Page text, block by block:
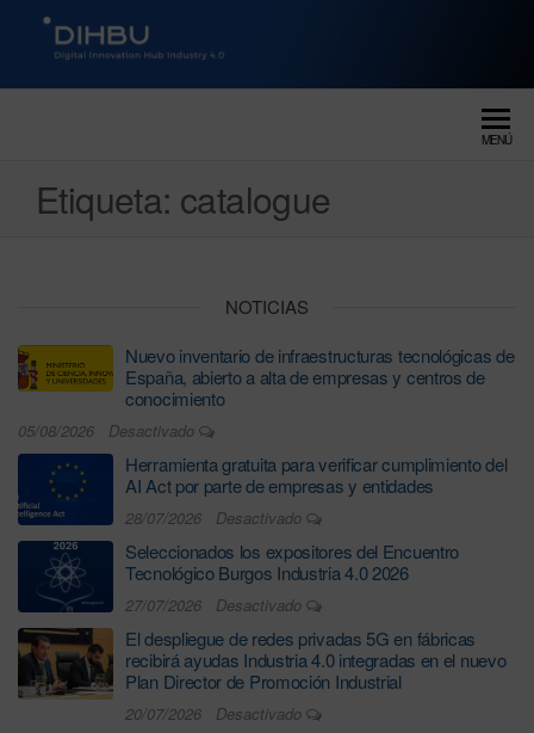
DIGITAL INNOVATION HUB
MENÚ
Etiqueta: catalogue
NOTICIAS
Nuevo inventario de infraestructuras tecnológicas de
España, abierto a alta de empresas y centros de
conocimiento
05/08/2026 Desactivado
Herramienta gratuita para verificar cumplimiento del
AI Act por parte de empresas y entidades
28/07/2026 Desactivado
Seleccionados los expositores del Encuentro
Tecnológico Burgos Industria 4.0 2026
27/07/2026 Desactivado
El despliegue de redes privadas 5G en fábricas
recibirá ayudas Industria 4.0 integradas en el nuevo
Plan Director de Promoción Industrial
20/07/2026 Desactivado